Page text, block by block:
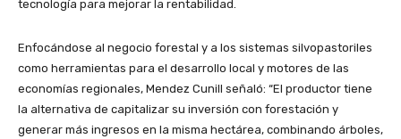
tecnología para mejorar la rentabilidad.
Enfocándose al negocio forestal y a los sistemas silvopastoriles
como herramientas para el desarrollo local y motores de las
economías regionales, Mendez Cunill señaló: “El productor tiene
la alternativa de capitalizar su inversión con forestación y
generar más ingresos en la misma hectárea, combinando árboles,